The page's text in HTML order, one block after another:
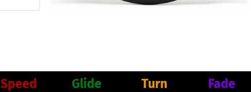
Speed Glide Turn Fade